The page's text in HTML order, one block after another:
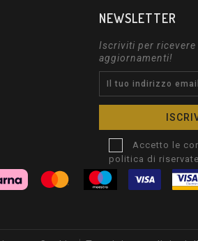
NEWSLETTER
Iscriviti per
aggiornamenti!
Accetto le
politica di